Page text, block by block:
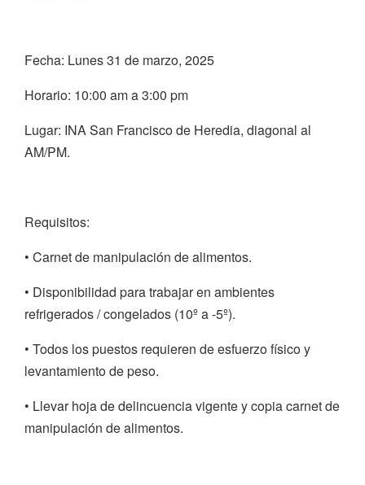
Fecha: Lunes 31 de marzo, 2025
Horario: 10:00 am a 3:00 pm
Lugar: INA San Francisco de Heredia, diagonal al
AM/PM.
Requisitos:
• Carnet de manipulación de alimentos.
• Disponibilidad para trabajar en ambientes
refrigerados / congelados (10º a -5º).
• Todos los puestos requieren de esfuerzo físico y
levantamiento de peso.
• Llevar hoja de delincuencia vigente y copia carnet de
manipulación de alimentos.